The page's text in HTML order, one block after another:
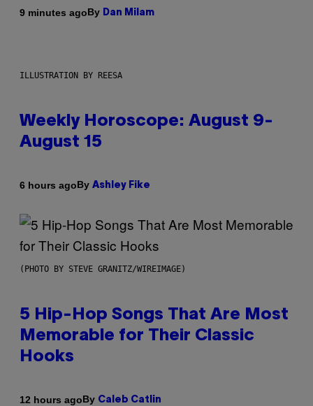
9 minutes agoBy Dan Milam
ILLUSTRATION BY REESA
Weekly Horoscope: August 9-
August 15
6 hours agoBy Ashley Fike
(PHOTO BY STEVE GRANITZ/WIREIMAGE)
5 Hip-Hop Songs That Are Most
Memorable for Their Classic
Hooks
12 hours agoBy Caleb Catlin